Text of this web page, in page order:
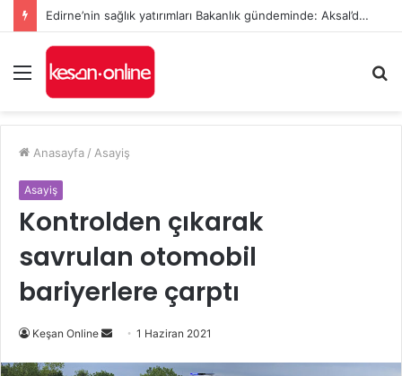
Edirne’nin sağlık yatırımları Bakanlık gündeminde: Aksal’dan Keşan için iki önemli talep
Menü
...
Anasayfa / Asayiş
Asayiş
Kontrolden çıkarak
savrulan otomobil
bariyerlere çarptı
Keşan Online
Bir
1 Haziran 2021